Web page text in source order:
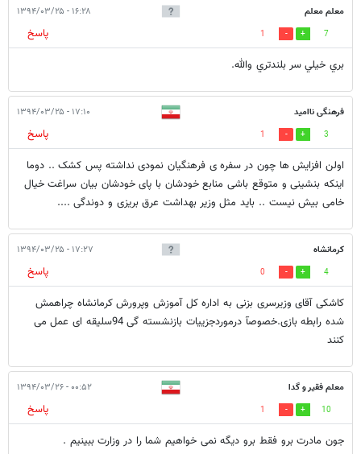
معلم معلم ۱۶:۲۸ - ۱۳۹۴/۰۳/۲۵
7
1
پاسخ
بري خيلي سر بلندتري والله.
فرهنگی ناامید ۱۷:۱۰ - ۱۳۹۴/۰۳/۲۵
3
1
پاسخ
اولن افزایش ها چون در سفره ی فرهنگیان نمودی نداشته پس کشک .. دوما
اینکه بنشینی و متوقع باشی منابع خودشان با پای خودشان بیان سراغت خیال
خامی بیش نیست .. باید مثل وزیر بهداشت عرق بریزی و دوندگی ....
کرمانشاه ۱۷:۲۷ - ۱۳۹۴/۰۳/۲۵
4
0
پاسخ
کاشکی آقای وزیرسری بزنی به اداره کل آموزش وپرورش کرمانشاه چراهمش
شده رابطه بازی.خصوصآ درموردجزییات بازنشسته گی 94سلیقه ای عمل می
کنند
معلم فقیر و گدا ۰۰:۵۲ - ۱۳۹۴/۰۳/۲۶
10
1
پاسخ
جون مادرت برو فقط برو دیگه نمی خواهیم شما را در وزارت ببینیم .